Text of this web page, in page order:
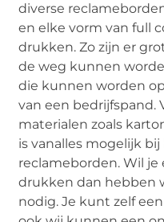
diverse
en elke vorm van full
drukken. Zo zijn er
de weg kunnen
die kunnen worden
van een bedrijfspand.
materialen zoals
is vanalles mogelijk
reclameborden. Wil
drukken dan hebben
nodig. Je kunt zelf